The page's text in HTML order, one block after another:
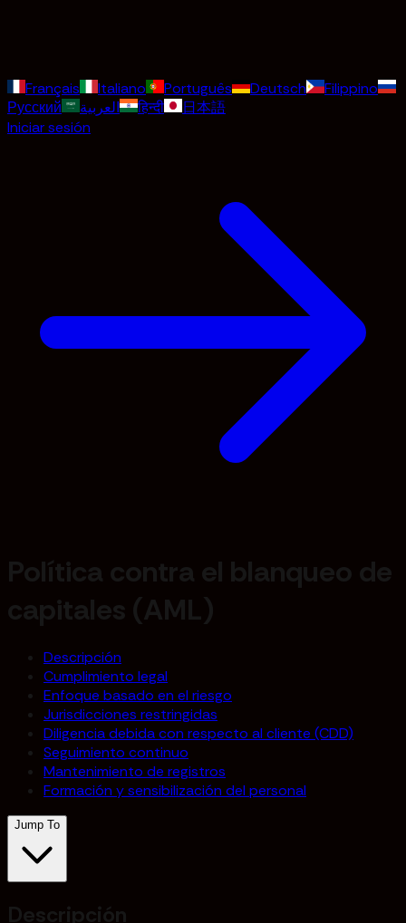
Français Italiano Português Deutsch
Filippino
Русский
العربية हिन्दी
日本語
Iniciar sesión
Descripción
Cumplimiento legal
Enfoque basado en el riesgo
Jurisdicciones restringidas
Diligencia debida con respecto al cliente (CDD)
Seguimiento continuo
Mantenimiento de registros
Formación y sensibilización del personal
Jump To